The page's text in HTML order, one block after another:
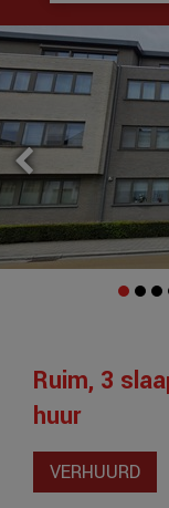
Ruim, 3
huur
VERHUURD